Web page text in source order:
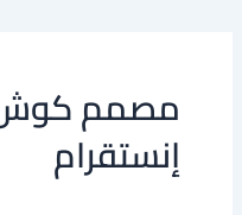
مصمم كوش
إنستقرام